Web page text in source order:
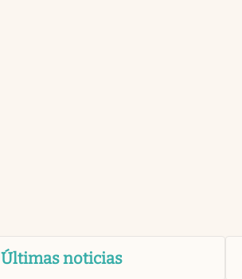
Últimas noticias